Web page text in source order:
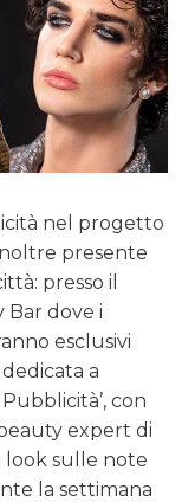
nel progetto
presente
presso il
Bar dove i
esclusivi
a
con
expert di
look sulle note
la settimana